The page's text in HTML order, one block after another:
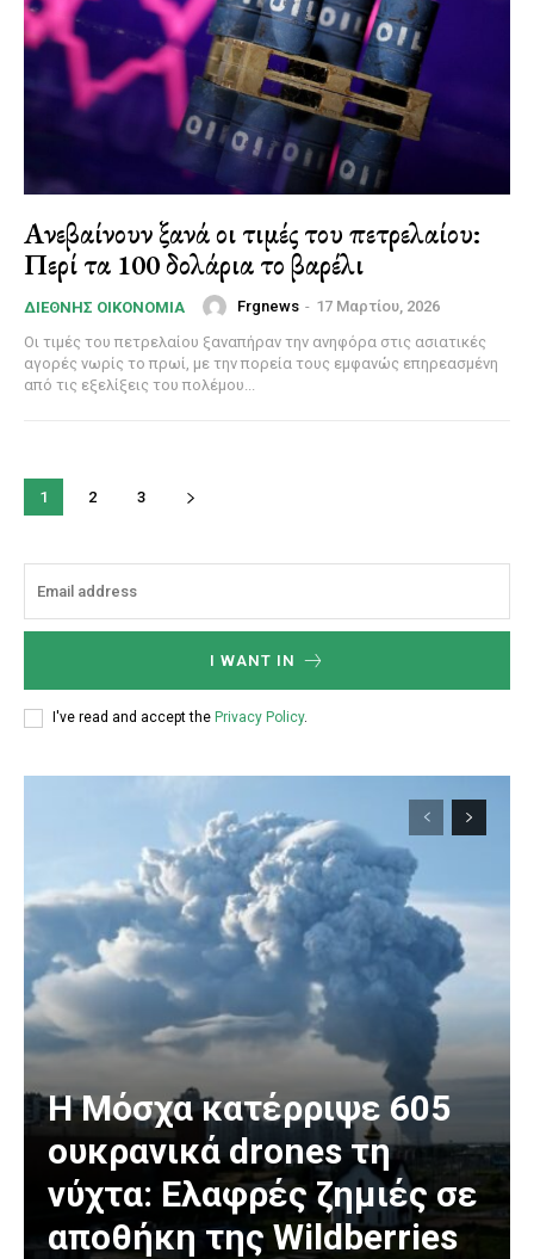
Ανεβαίνουν ξανά οι τιμές του πετρελαίου:
Περί τα 100 δολάρια το βαρέλι
ΔΙΕΘΝΉΣ ΟΙΚΟΝΟΜΊΑ Frgnews - 17 Μαρτίου, 2026
Οι τιμές του πετρελαίου ξαναπήραν την ανηφόρα στις ασιατικές
αγορές νωρίς το πρωί, με την πορεία τους εμφανώς επηρεασμένη
από τις εξελίξεις του πολέμου...
1 2 3
I WANT IN
I've read and accept the Privacy Policy.
Η Μόσχα κατέρριψε 605
ουκρανικά drones τη
νύχτα: Ελαφρές ζημιές σε
αποθήκη της Wildberries